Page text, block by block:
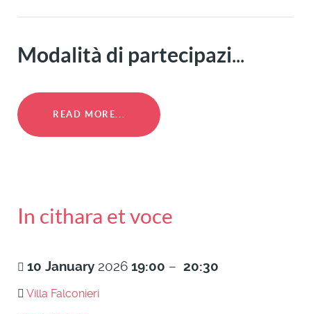
Modalità di partecipazi...
READ MORE...
In cithara et voce
10 January 2026 19:00 – 20:30
Villa Falconieri